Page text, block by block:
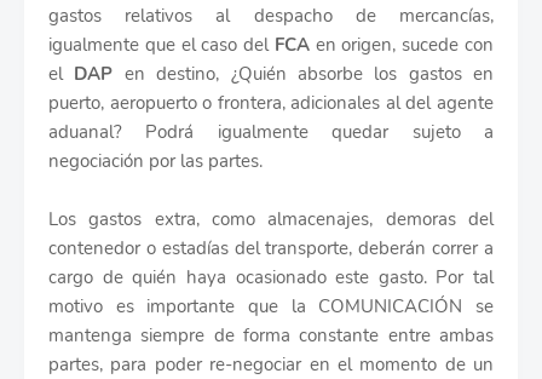
gastos relativos al despacho de mercancías,
igualmente que el caso del FCAen origen, sucede con
el DAP en destino, ¿Quién absorbe los gastos en
puerto, aeropuerto o frontera, adicionales al del agente
aduanal? Podrá igualmente quedar sujeto a
negociación por las partes.
Los gastos extra, como almacenajes, demoras del
contenedor o estadías del transporte, deberán correr a
cargo de quién haya ocasionado este gasto. Por tal
motivo es importante que la COMUNICACIÓN se
mantenga siempre de forma constante entre ambas
partes, para poder re-negociar en el momento de un